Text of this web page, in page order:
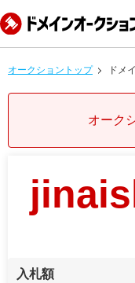
オークショントップ ドメ
オーク
入札額